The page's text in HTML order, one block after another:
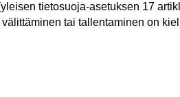
tietosuoja-asetuksen 17
tai tallentaminen on